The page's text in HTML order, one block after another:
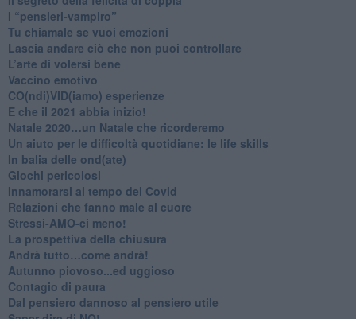
​I “pensieri-vampiro”
​Tu chiamale se vuoi emozioni
​Lascia andare ciò che non puoi controllare
L’arte di volersi bene
​Vaccino emotivo
CO(ndi)VID(iamo) esperienze
​E che il 2021 abbia inizio!
​Natale 2020…un Natale che ricorderemo
Un aiuto per le difficoltà quotidiane: le life skills
​In balia delle ond(ate)
Giochi pericolosi
Innamorarsi al tempo del Covid
​Relazioni che fanno male al cuore
​Stressi-AMO-ci meno!
​La prospettiva della chiusura
​Andrà tutto…come andrà!
Autunno piovoso...ed uggioso
​Contagio di paura
​Dal pensiero dannoso al pensiero utile